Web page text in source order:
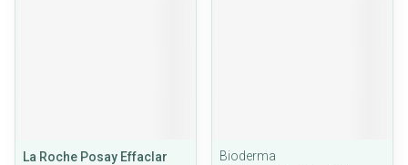
La Roche Posay Effaclar
Bioderma